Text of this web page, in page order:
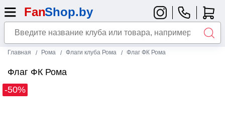
Главная Рома Флаги клуба Рома Флаг ФК Рома
Флаг ФК Рома
-50%